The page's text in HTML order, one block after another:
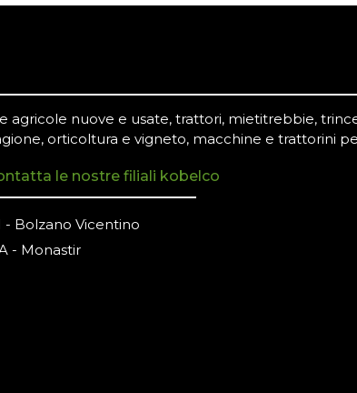
agricole nuove e usate, trattori, mietitrebbie,
orticoltura e vigneto, macchine e trattorini
le nostre filiali kobelco
- Bolzano Vicentino
- Monastir